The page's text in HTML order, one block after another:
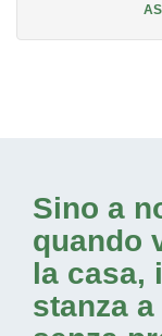
Sino a
quando
la casa,
stanza